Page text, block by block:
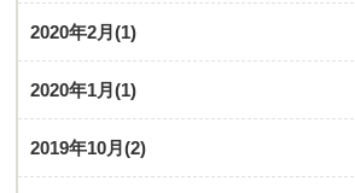
2020年2月(1)
2020年1月(1)
2019年10月(2)